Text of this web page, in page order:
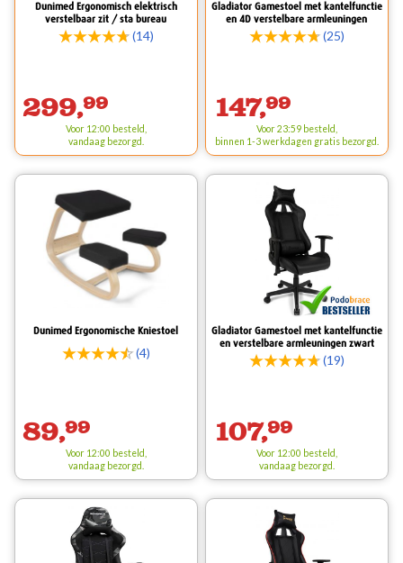
Dunimed Ergonomisch elektrisch
verstelbaar zit / sta bureau
(14)
299,99
Voor 12:00 besteld,
vandaag bezorgd.
Gladiator Gamestoel met kantelfunctie
en 4D verstelbare armleuningen
(25)
147,99
Voor 23:59 besteld,
binnen 1-3 werkdagen gratisbezorgd.
Dunimed Ergonomische Kniestoel
(4)
89,99
Voor 12:00 besteld,
vandaag bezorgd.
Gladiator Gamestoel met kantelfunctie
en verstelbare armleuningen zwart
(19)
107,99
Voor 12:00 besteld,
vandaag bezorgd.